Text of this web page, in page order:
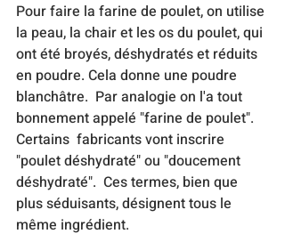
Pour faire la farine de poulet, on utilise
la peau, la chair et les os du poulet, qui
ont été broyés, déshydratés et réduits
en poudre. Cela donne une poudre
blanchâtre.  Par analogie on l'a tout
bonnement appelé "farine de poulet".
Certains  fabricants vont inscrire
"poulet déshydraté" ou "doucement
déshydraté".  Ces termes, bien que
plus séduisants, désignent tous le
même ingrédient.